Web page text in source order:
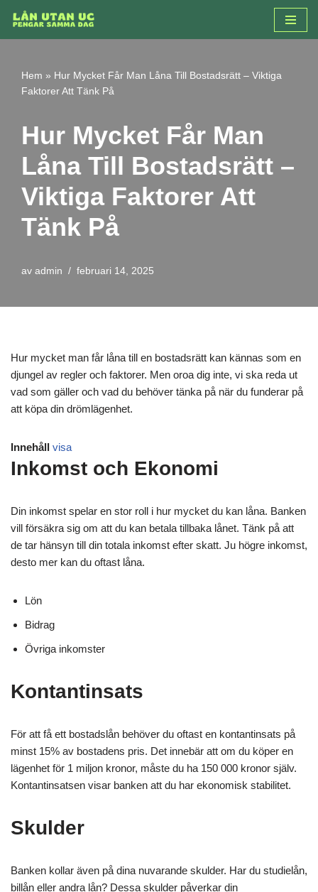
Hoppa
innehåll
Hem » Hur Mycket Får Man Låna Till Bostadsrätt – Viktiga
Faktorer Att Tänk På
Hur Mycket Får Man
Låna Till Bostadsrätt –
Viktiga Faktorer Att
Tänk På
av admin februari 14, 2025
Hur mycket man får låna till en bostadsrätt kan kännas som en
djungel av regler och faktorer. Men oroa dig inte, vi ska reda ut
vad som gäller och vad du behöver tänka på när du funderar på
att köpa din drömlägenhet.
Innehåll visa
Inkomst och Ekonomi
Din inkomst spelar en stor roll i hur mycket du kan låna. Banken
vill försäkra sig om att du kan betala tillbaka lånet. Tänk på att
de tar hänsyn till din totala inkomst efter skatt. Ju högre inkomst,
desto mer kan du oftast låna.
Lön
Bidrag
Övriga inkomster
Kontantinsats
För att få ett bostadslån behöver du oftast en kontantinsats på
minst 15% av bostadens pris. Det innebär att om du köper en
lägenhet för 1 miljon kronor, måste du ha 150 000 kronor själv.
Kontantinsatsen visar banken att du har ekonomisk stabilitet.
Skulder
Banken kollar även på dina nuvarande skulder. Har du studielån,
billån eller andra lån? Dessa skulder påverkar din